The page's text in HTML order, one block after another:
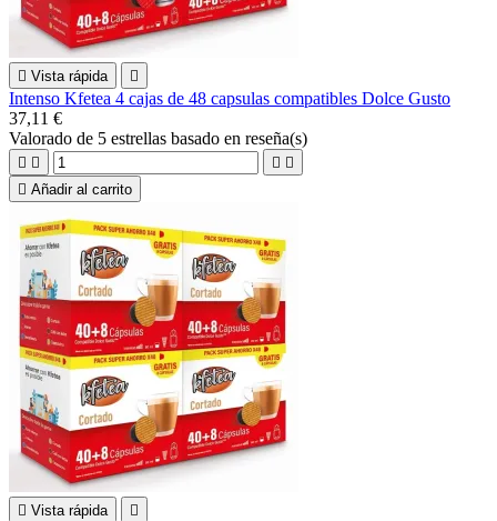
 Vista rápida 
Intenso Kfetea 4 cajas de 48 capsulas compatibles Dolce Gusto
37,11 €
Valorado de 5 estrellas basado en reseña(s)
   
 Añadir al carrito
 Vista rápida 